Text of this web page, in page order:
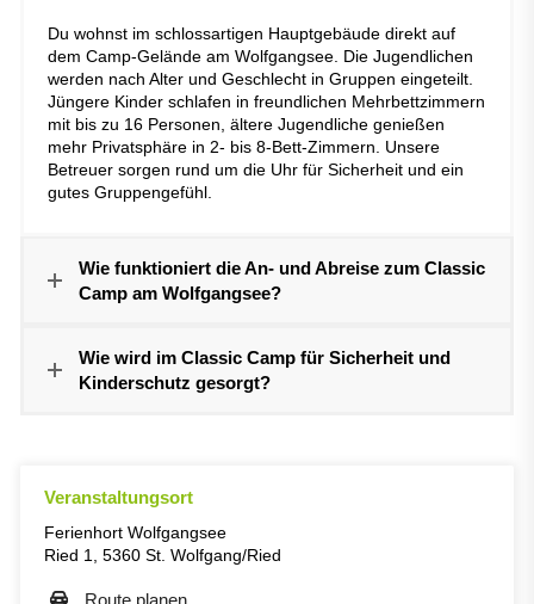
Du wohnst im schlossartigen Hauptgebäude direkt auf
dem Camp-Gelände am Wolfgangsee. Die Jugendlichen
werden nach Alter und Geschlecht in Gruppen eingeteilt.
Jüngere Kinder schlafen in freundlichen Mehrbettzimmern
mit bis zu 16 Personen, ältere Jugendliche genießen
mehr Privatsphäre in 2- bis 8-Bett-Zimmern. Unsere
Betreuer sorgen rund um die Uhr für Sicherheit und ein
gutes Gruppengefühl.
Wie funktioniert die An- und Abreise zum Classic
Camp am Wolfgangsee?
Wie wird im Classic Camp für Sicherheit und
Kinderschutz gesorgt?
Veranstaltungsort
Ferienhort Wolfgangsee
Ried 1, 5360 St. Wolfgang/Ried
Route planen